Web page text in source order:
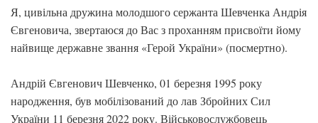
Я, цивільна дружина молодшого сержанта Шевченка Андрія
Євгеновича, звертаюся до Вас з проханням присвоїти йому
найвище державне звання «Герой України» (посмертно).
Андрій Євгенович Шевченко, 01 березня 1995 року
народження, був мобілізований до лав Збройних Сил
України 11 березня 2022 року. Військовослужбовець